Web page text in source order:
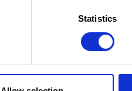
Statistics